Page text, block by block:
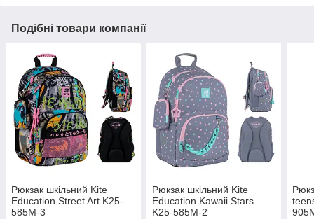
Подібні товари компанії
Рюкзак шкільний Kite
Education Street Art K25-
585M-3
Рюкзак шкільний Kite
Education Kawaii Stars
K25-585M-2